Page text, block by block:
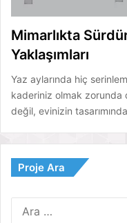
Mimarlıkta
Yaklaşımları
Yaz aylarında hiç
kaderiniz olmak zorunda
değil, evinizin
Proje Ara